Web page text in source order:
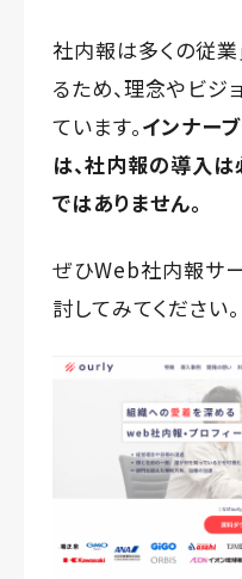
社内報は多くの従
るため、理念やビジ
ています。インナー
は、社内報の導入
ではありません。
ぜひWeb社内報サ
討してみてください。